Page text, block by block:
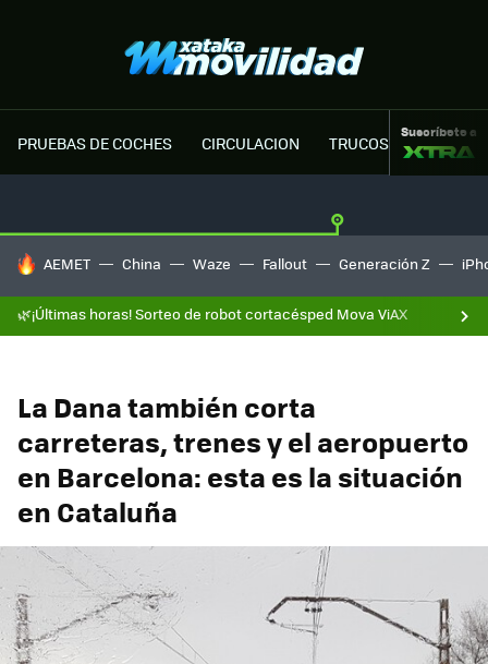
PRUEBAS DE COCHES CIRCULACION TRUCOS MOTOR
Suscríbete a
HOY SE HABLA DE
AEMET China Waze Fallout Generación Z
🌿¡Últimas horas! Sorteo de robot cortacésped Mova ViAX
La Dana también corta
carreteras, trenes y el aeropuerto
en Barcelona: esta es la situación
en Cataluña